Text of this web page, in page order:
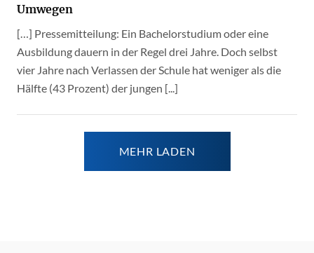
Umwegen
[…] Pressemitteilung: Ein Bachelorstudium oder eine
Ausbildung dauern in der Regel drei Jahre. Doch selbst
vier Jahre nach Verlassen der Schule hat weniger als die
Hälfte (43 Prozent) der jungen [...]
MEHR LADEN